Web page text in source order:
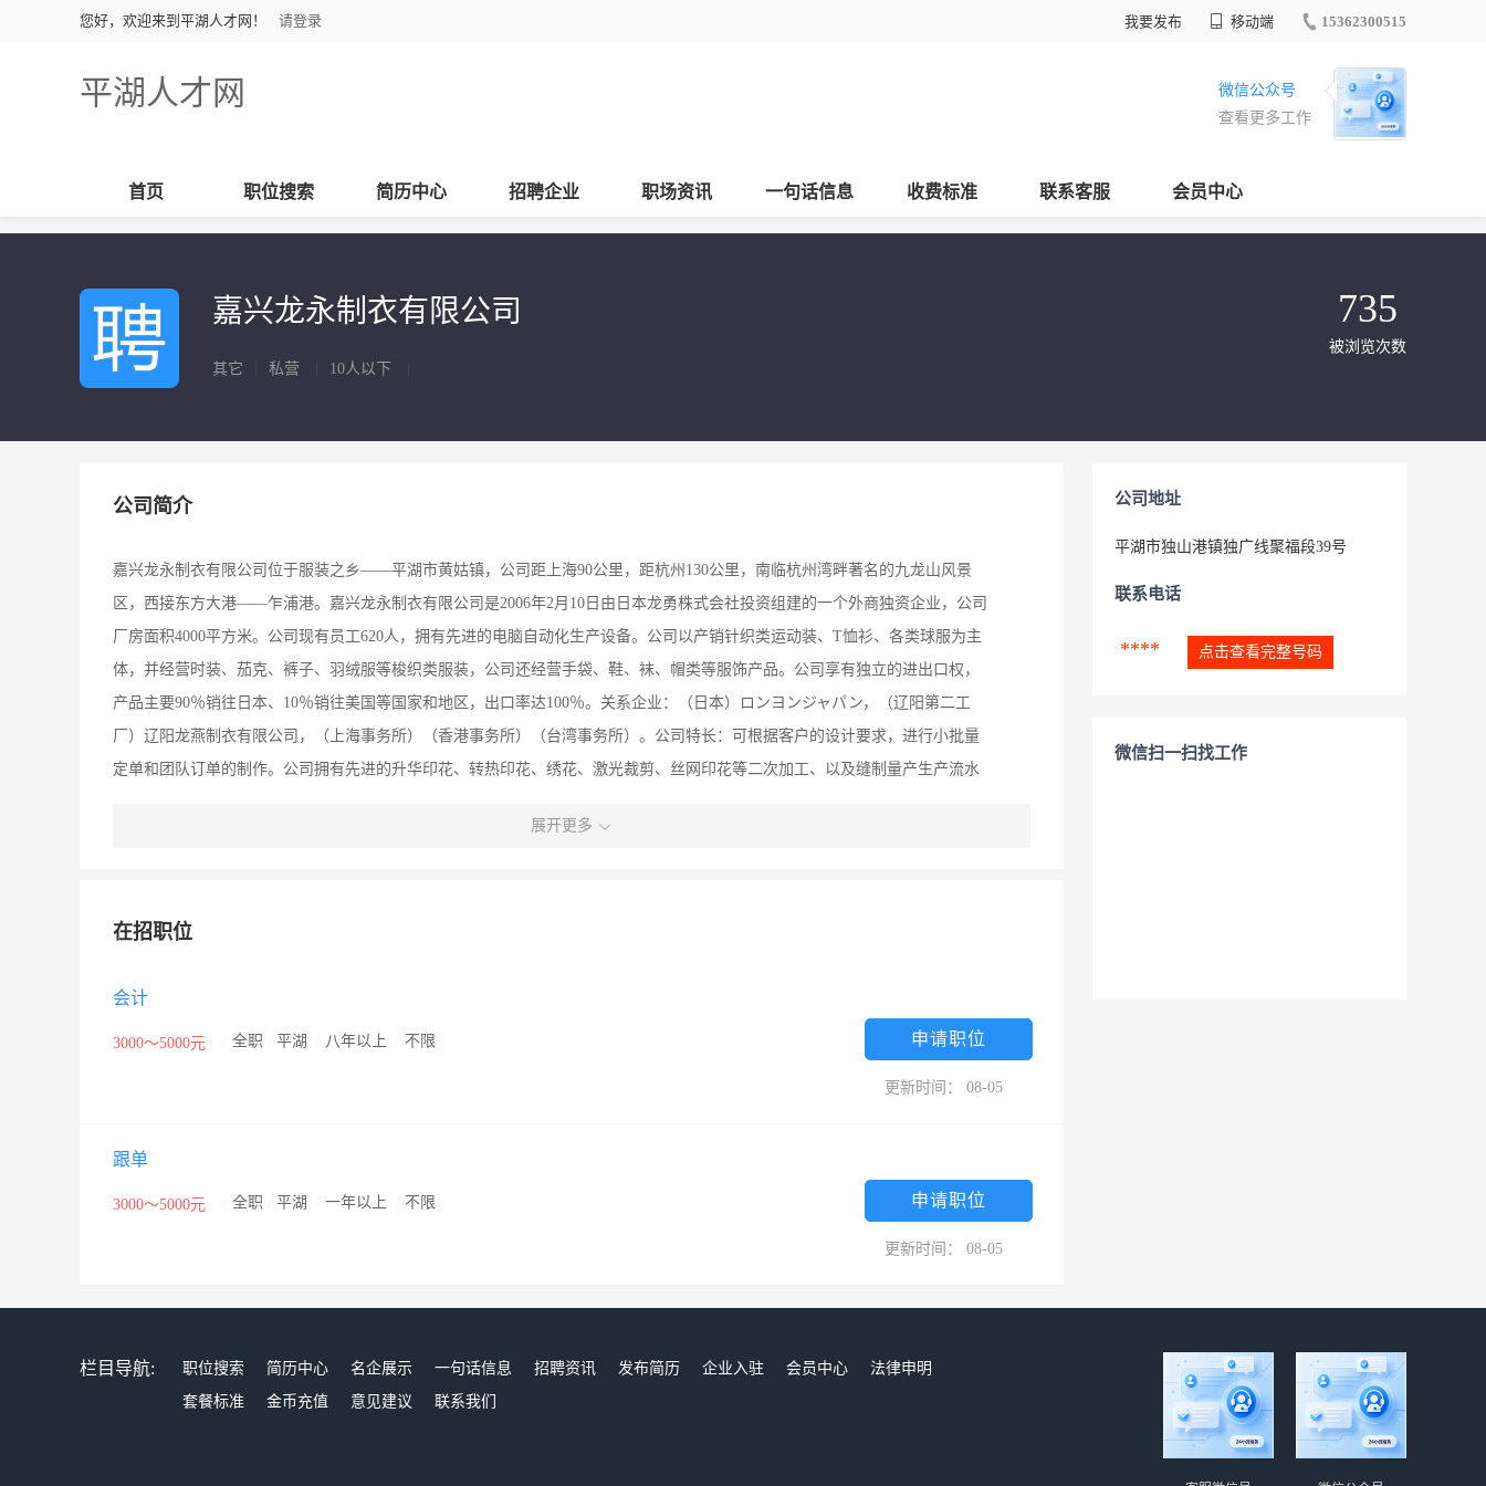
您好，欢迎来到平湖人才网！ 请登录 我要发布 移动端 15362300515
平湖人才网
微信公众号
查看更多工作
首页 职位搜索 简历中心 招聘企业 职场资讯 一句话信息 收费标准 联系客服 会员中心
嘉兴龙永制衣有限公司
其它 私营 10人以下
735
被浏览次数
公司简介
嘉兴龙永制衣有限公司位于服装之乡——平湖市黄姑镇，公司距上海90公里，距杭州130公里，南临杭州湾畔著名的九龙山风景
区，西接东方大港——乍浦港。嘉兴龙永制衣有限公司是2006年2月10日由日本龙勇株式会社投资组建的一个外商独资企业，公司
厂房面积4000平方米。公司现有员工620人，拥有先进的电脑自动化生产设备。公司以产销针织类运动装、T恤衫、各类球服为主
体，并经营时装、茄克、裤子、羽绒服等梭织类服装，公司还经营手袋、鞋、袜、帽类等服饰产品。公司享有独立的进出口权，
产品主要90％销往日本、10％销往美国等国家和地区，出口率达100％。关系企业：（日本）ロンヨンジャパン，（辽阳第二工
厂）辽阳龙燕制衣有限公司，（上海事务所）（香港事务所）（台湾事务所）。公司特长：可根据客户的设计要求，进行小批量
定单和团队订单的制作。公司拥有先进的升华印花、转热印花、绣花、激光裁剪、丝网印花等二次加工、以及缝制量产生产流水
才机制、全日本式经营管理操作模式和电子商务系统，公司积极吸收国外先进管理经验，使各项管理建立在规范、有序、严谨的
展开更多
在招职位
会计
3000～5000元 全职 平湖 八年以上 不限 申请职位
更新时间： 08-05
跟单
3000～5000元 全职 平湖 一年以上 不限 申请职位
更新时间： 08-05
公司地址
平湖市独山港镇独广线聚福段39号
联系电话
**** 点击查看完整号码
微信扫一扫找工作
栏目导航: 职位搜索 简历中心 名企展示 一句话信息 招聘资讯 发布简历 企业入驻 会员中心
法律申明
套餐标准
金币充值 意见建议 联系我们